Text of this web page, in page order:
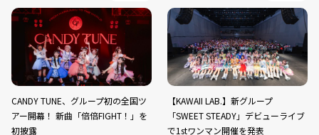
CANDY TUNE、グループ初の全国ツ
アー開幕！ 新曲「倍倍FIGHT！」を
初披露
【KAWAII LAB.】新グループ
「SWEET STEADY」デビューライブ
で1stワンマン開催を発表